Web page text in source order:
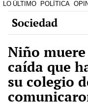
LO ÚLTIMO POLÍTICA
Sociedad
Niño
caída que
su colegio